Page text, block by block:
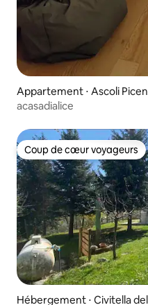
Appartement ⋅ Ascoli
acasadialice
Coup de cœur voyageurs
Coup de cœur voyageurs
Hébergement ⋅ Civitella